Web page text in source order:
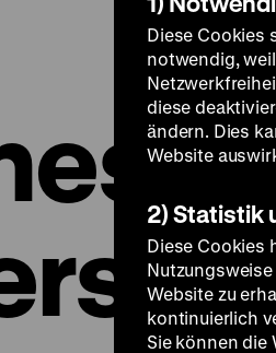
Diese Cookies
notwendig,
diese
ändern. Dies
Website
2) Statistik
Diese Cookies
Website zu
kontinuierlich
Sie können die